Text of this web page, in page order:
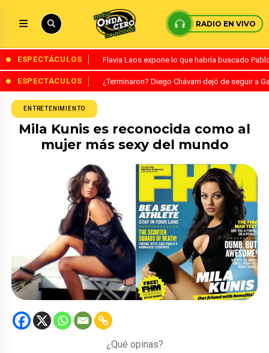
RADIO EN VIVO
ESPECTÁCULOS Flavia Laos expone lo que habría buscado
ESPECTÁCULOS ¿Terminaron? Diego Chávarri dejó de seguir a
ENTRETENIMIENTO
Mila Kunis es reconocida como al
mujer más sexy del mundo
¿Qué opinas?